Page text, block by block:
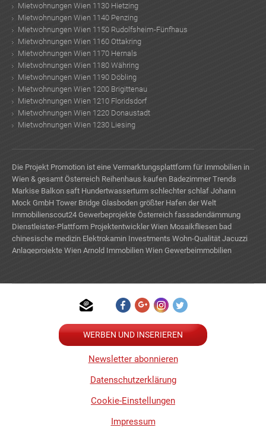
Mietwohnungen Wien 1130 Hietzing
Mietwohnungen Wien 1140 Penzing
Mietwohnungen Wien 1150 Rudolfsheim-Fünfhaus
Mietwohnungen Wien 1160 Ottakring
Mietwohnungen Wien 1170 Hernals
Mietwohnungen Wien 1180 Währing
Mietwohnungen Wien 1190 Döbling
Mietwohnungen Wien 1200 Brigittenau
Mietwohnungen Wien 1210 Floridsdorf
Mietwohnungen Wien 1220 Donaustadt
Mietwohnungen Wien 1230 Liesing
Die Projekt Promotion ist eine Vermarktungsplattform für Immobilien in
Wien & gesamt Österreich Reihenhaus kaufen Badezimmer Trends
Markise Balkon saft Hundertwasserturm schlechter schlaf Johann
Mock GmbH Tower Bridge Glasboden größter Hafen der Welt
Immobilienscout24 Gewerbeprojekte Österreich fassadendämmung
Dienstleister-Plattform Projektentwickler Wien Mosaikfliesen bad
chinesische medizin Elektrokamin Investments Wohn-Qualität Jacuzzi
Anlageprojekte Wien Arnold Immobilien Wien Gewerbeimmobilien
WERBEN UND INSERIEREN
Newsletter abonnieren
Datenschutzerklärung
Cookie-Einstellungen
Impressum